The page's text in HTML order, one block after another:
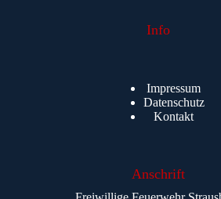
Info
Impressum
Datenschutz
Kontakt
Anschrift